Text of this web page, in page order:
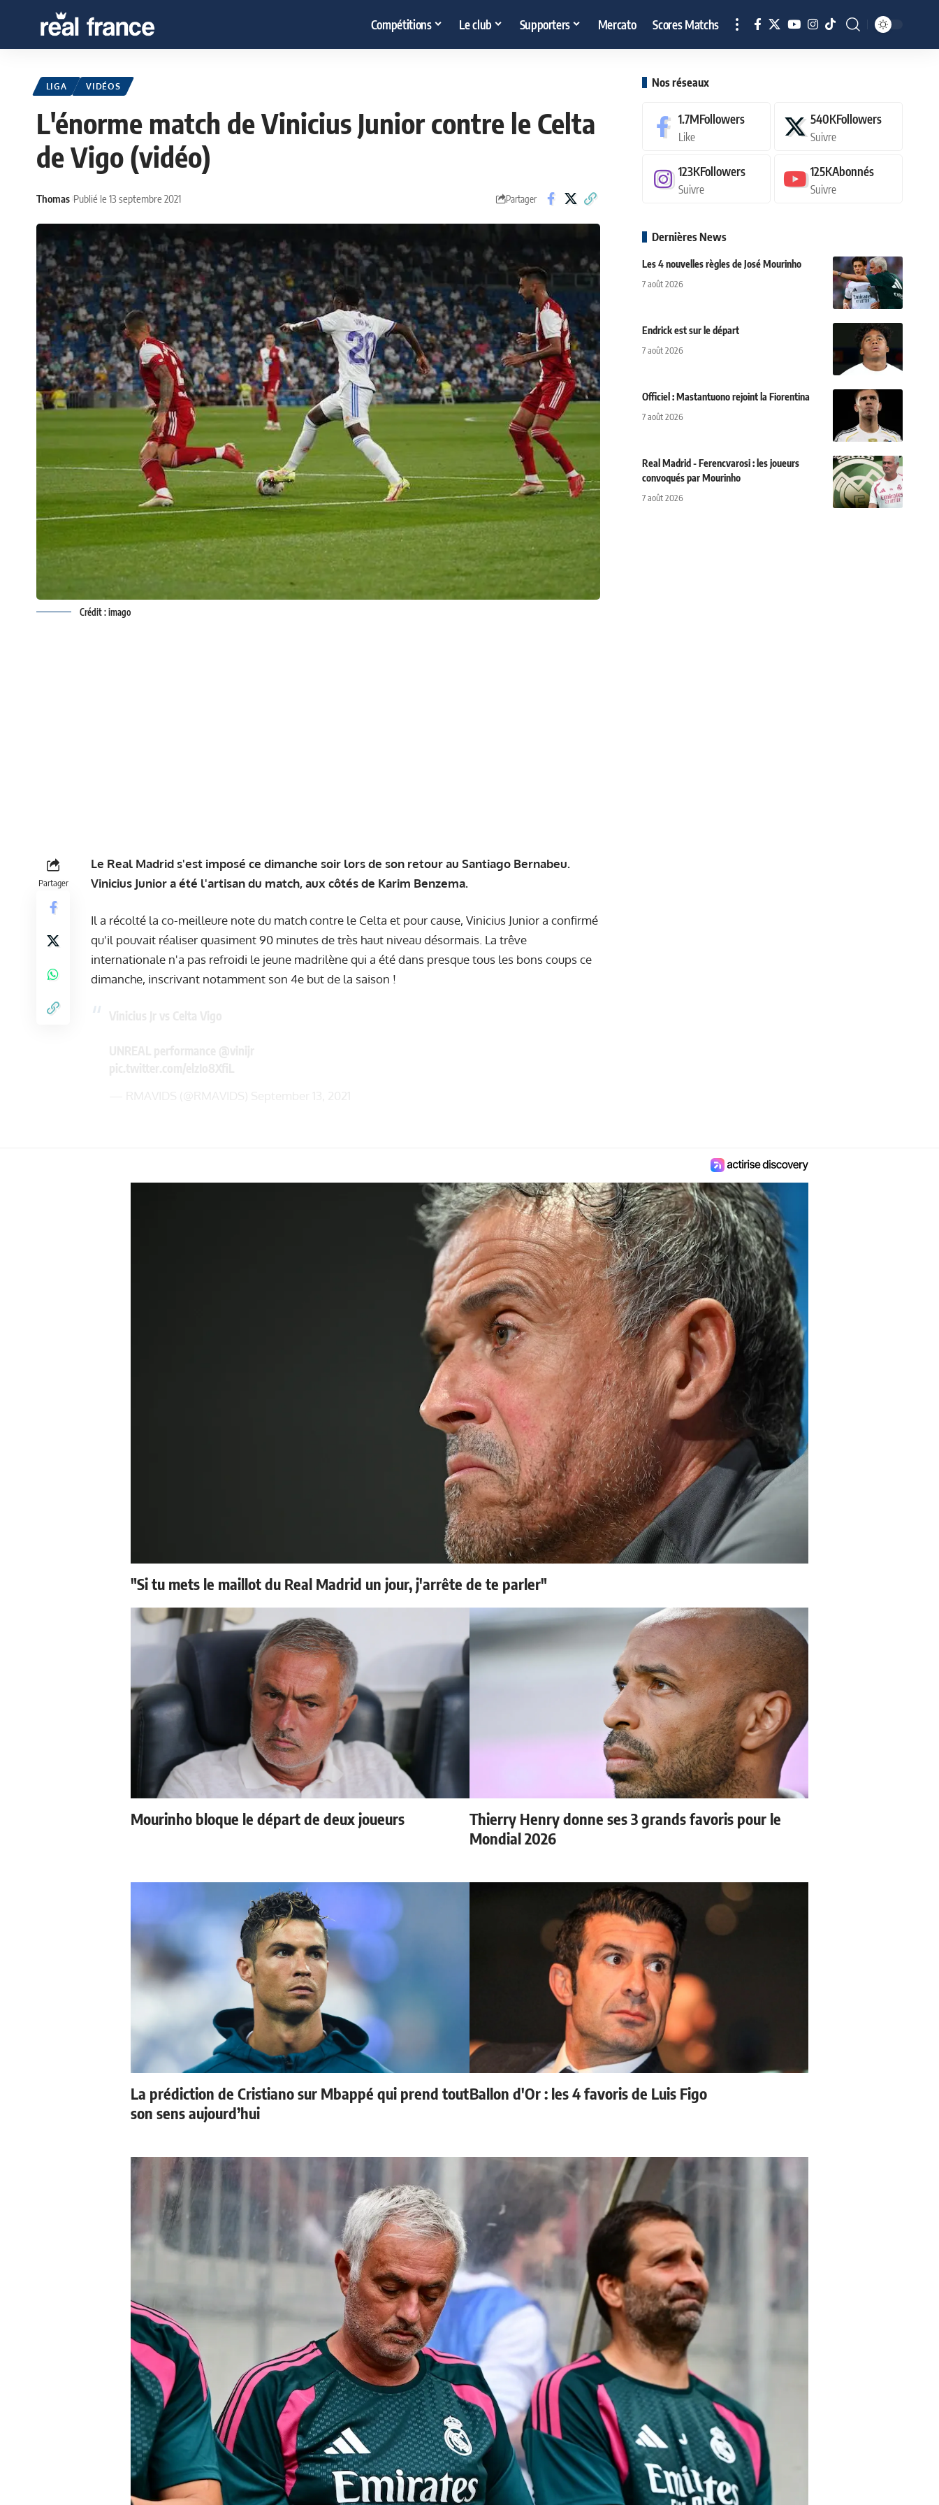
Compétitions Le club Supporters Mercato Scores Matchs
LIGA VIDÉOS
L'énorme match de Vinicius Junior contre le Celta
de Vigo (vidéo)
Thomas Publié le 13 septembre 2021 Partager
Crédit : imago
Partager
Le Real Madrid s'est imposé ce dimanche soir lors de son retour au Santiago Bernabeu.
Vinicius Junior a été l'artisan du match, aux côtés de Karim Benzema.
Il a récolté la co-meilleure note du matchcontre le Celta et pour cause, Vinicius Junior a confirmé
qu'il pouvait réaliser quasiment 90 minutes de très haut niveau désormais. La trêve
internationale n'a pas refroidi le jeune madrilène qui a été dans presque tous les bons coups ce
dimanche, inscrivant notamment son 4e but de la saison !
Nos réseaux
1.7MFollowers
Like
540KFollowers
Suivre
123KFollowers
Suivre
125KAbonnés
Suivre
Dernières News
Les 4 nouvelles règles de José Mourinho
7 août 2026
Endrick est sur le départ
7 août 2026
Officiel : Mastantuono rejoint la Fiorentina
7 août 2026
Real Madrid - Ferencvarosi : les joueurs
convoqués par Mourinho
7 août 2026
"Si tu mets le maillot du Real Madrid un jour, j'arrête de te parler"
Mourinho bloque le départ de deux joueurs
Thierry Henry donne ses 3 grands favoris pour le
Mondial 2026
La prédiction de Cristiano sur Mbappé qui prend tout
son sens aujourd’hui
Ballon d'Or : les 4 favoris de Luis Figo